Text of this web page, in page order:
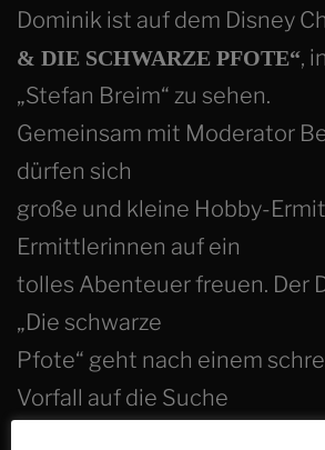
Dominik ist auf dem Disney
& DIE SCHWARZE PFOTE“,
„Stefan Breim“ zu sehen.
Gemeinsam mit Moderator
dürfen sich
große und kleine Hobby-
Ermittlerinnen auf ein
tolles Abenteuer freuen. Der
„Die schwarze
Pfote“ geht nach einem
Vorfall auf die Suche